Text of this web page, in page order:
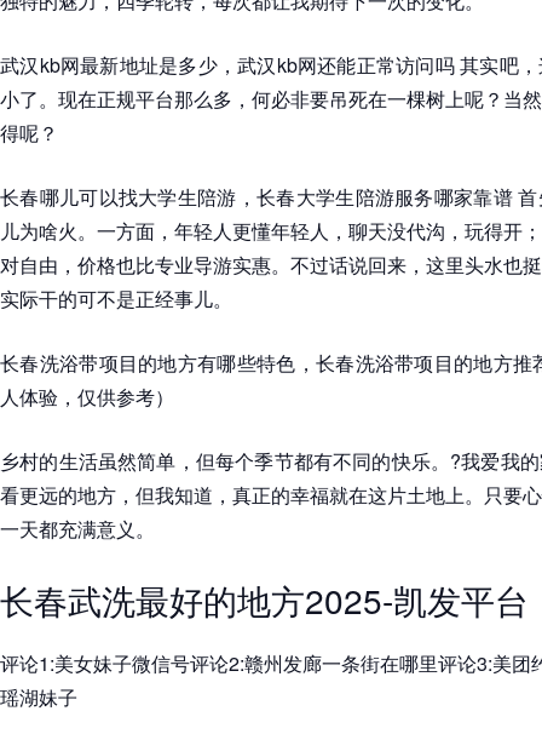
武汉kb网最新地址是多少，武汉kb网还能正常访问吗 其实吧
小了。现在正规平台那么多，何必非要吊死在一棵树上呢？当
得呢？
长春哪儿可以找大学生陪游，长春大学生陪游服务哪家靠谱
儿为啥火。一方面，年轻人更懂年轻人，聊天没代沟，玩得开
对自由，价格也比专业导游实惠。不过话说回来，这里头水也
实际干的可不是正经事儿。
长春洗浴带项目的地方有哪些特色，长春洗浴带项目的地方
人体验，仅供参考）
乡村的生活虽然简单，但每个季节都有不同的快乐。?我爱我
看更远的地方，但我知道，真正的幸福就在这片土地上。只要
一天都充满意义。
长春武洗最好的地方2025-凯发平台
评论1:美女妹子微信号评论2:赣州发廊一条街在哪里评论3:美团
瑶湖妹子